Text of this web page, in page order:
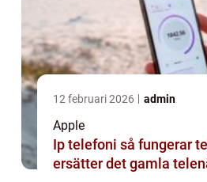
12 februari 2026 admin
Apple
Ip telefoni så fungerar tekniken som
ersätter det gamla